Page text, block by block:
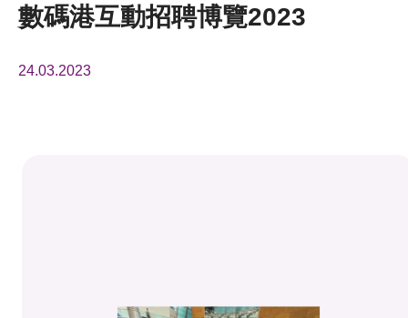
數碼港互動招聘博覽2023
24.03.2023